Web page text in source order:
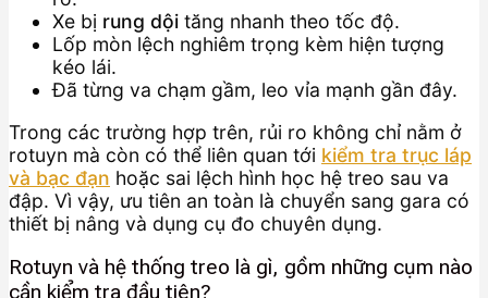
Xe bị rung dội tăng nhanh theo tốc độ.
Lốp mòn lệch nghiêm trọng kèm hiện tượng
kéo lái.
Đã từng va chạm gầm, leo vỉa mạnh gần đây.
Trong các trường hợp trên, rủi ro không chỉ nằm ở
rotuyn mà còn có thể liên quan tới kiểm tra trục láp
và bạc đạn hoặc sai lệch hình học hệ treo sau va
đập. Vì vậy, ưu tiên an toàn là chuyển sang gara có
thiết bị nâng và dụng cụ đo chuyên dụng.
Rotuyn và hệ thống treo là gì, gồm những cụm nào
cần kiểm tra đầu tiên?